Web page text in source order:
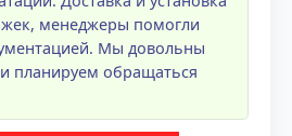
менеджеры помогли
Мы довольны
планируем обращаться